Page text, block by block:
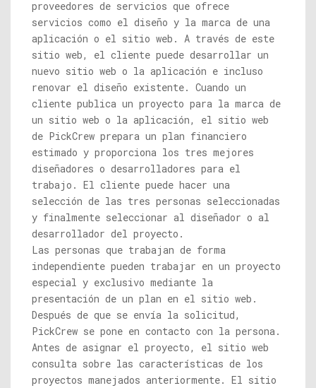
proveedores de servicios que ofrece
servicios como el diseño y la marca de una
aplicación o el sitio web. A través de este
sitio web, el cliente puede desarrollar un
nuevo sitio web o la aplicación e incluso
renovar el diseño existente. Cuando un
cliente publica un proyecto para la marca de
un sitio web o la aplicación, el sitio web
de PickCrew prepara un plan financiero
estimado y proporciona los tres mejores
diseñadores o desarrolladores para el
trabajo. El cliente puede hacer una
selección de las tres personas seleccionadas
y finalmente seleccionar al diseñador o al
desarrollador del proyecto.
Las personas que trabajan de forma
independiente pueden trabajar en un proyecto
especial y exclusivo mediante la
presentación de un plan en el sitio web.
Después de que se envía la solicitud,
PickCrew se pone en contacto con la persona.
Antes de asignar el proyecto, el sitio web
consulta sobre las características de los
proyectos manejados anteriormente. El sitio